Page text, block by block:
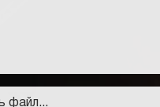
файл...